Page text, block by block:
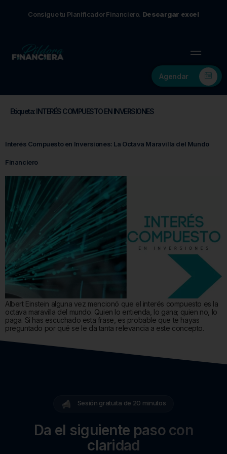
Consigue tu Planificador Financiero. Descargar excel
Agendar
Etiqueta:INTERÉS COMPUESTO EN INVERSIONES
Interés Compuesto en Inversiones: La Octava Maravilla del Mundo
Financiero
Albert Einstein alguna vez mencionó que el interés compuesto es la
octava maravilla del mundo. Quien lo entienda, lo gana; quien no, lo
paga. Si has escuchado esta frase, es probable que te hayas
preguntado por qué se le da tanta relevancia a este concepto.
Sesión gratuita de 20 minutos
Da el siguiente paso con
claridad